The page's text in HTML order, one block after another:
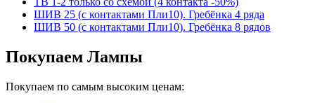
ШИВ 25 (с контактами Пли10). Гребёнка 4 ряда
ШИВ 50 (с контактами Пли10). Гребёнка 8 рядов
Покупаем Лампы
Покупаем по самым высоким ценам: